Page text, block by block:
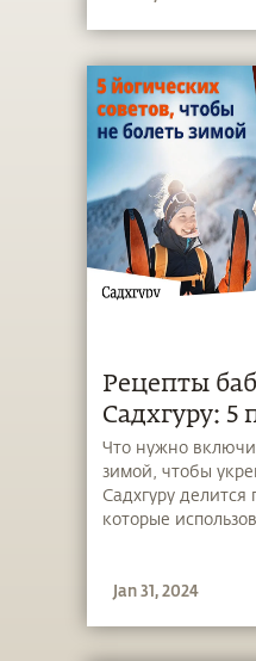
Рецепты
Садхгуру: 5
вкусных
от гриппа
Что нужно
зимой, чтобы
Садхгуру делится
которые
Jan 31, 2024